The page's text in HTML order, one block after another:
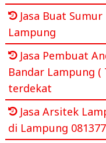
Jasa Buat
Lampung
Jasa Pembuat
Bandar Lampung
terdekat
Jasa Arsitek
di Lampung